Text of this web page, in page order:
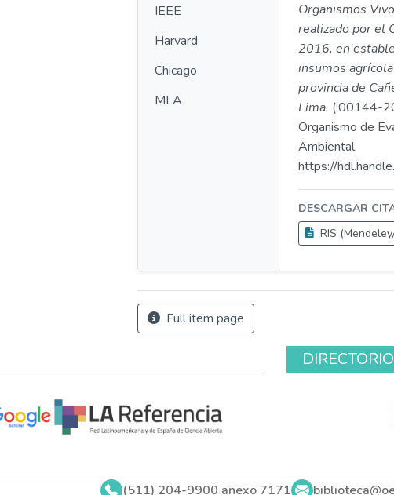
IEEE
Harvard
Chicago
MLA
Organismos
realizado por el
2016, en
insumos
provincia de
Lima. (;00144-
Organismo de
Ambiental.
https://
DESCARGAR
RIS
Full item page
(511) 204-9900 anexo 7171